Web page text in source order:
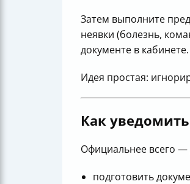
Затем выполните
неявки (болезнь,
документе в кабинете.
Идея простая:
Как
Официальнее всего —
подготовить